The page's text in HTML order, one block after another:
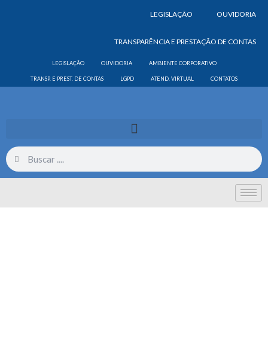
LEGISLAÇÃO OUVIDORIA
TRANSPARÊNCIA E PRESTAÇÃO DE CONTAS
LEGISLAÇÃO OUVIDORIA AMBIENTE CORPORATIVO
TRANSP. E PREST. DE CONTAS LGPD ATEND. VIRTUAL CONTATOS